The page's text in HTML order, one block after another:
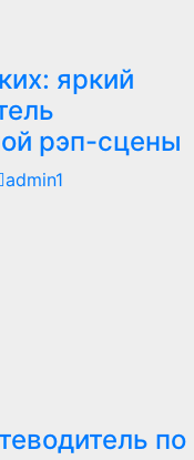
яркий
рэп-сцены
admin1
по